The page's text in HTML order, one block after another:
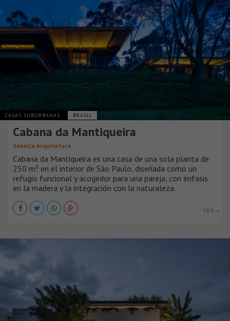
CASAS SUBURBANAS BRASIL
Cabana da Mantiqueira
Sabella Arquitetura
Cabana da Mantiqueira es una casa de una sola planta de
250 m² en el interior de São Paulo, diseñada como un
refugio funcional y acogedor para una pareja, con énfasis
en la madera y la integración con la naturaleza.
VER +